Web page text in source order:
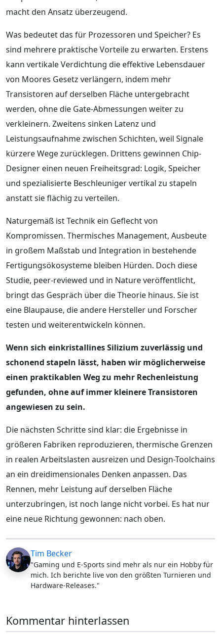
macht den Ansatz überzeugend.
Was bedeutet das für Prozessoren und Speicher? Es
sind mehrere praktische Vorteile zu erwarten. Erstens
kann vertikale Verdichtung die effektive Lebensdauer
von Moores Gesetz verlängern, indem mehr
Transistoren auf derselben Fläche untergebracht
werden, ohne die Gate-Abmessungen weiter zu
verkleinern. Zweitens sinken Latenz und
Leistungsaufnahme zwischen Schichten, weil Signale
kürzere Wege zurücklegen. Drittens gewinnen Chip-
Designer einen neuen Freiheitsgrad: Logik, Speicher
und spezialisierte Beschleuniger vertikal zu stapeln
anstatt sie flächig zu verteilen.
Naturgemäß ist Technik ein Geflecht von
Kompromissen. Thermisches Management, Ausbeute
in großem Maßstab und Integration in bestehende
Fertigungsökosysteme bleiben Hürden. Doch diese
Studie, peer-reviewed und in Nature veröffentlicht,
bringt das Gespräch über die Theorie hinaus. Sie ist
eine Blaupause, die andere Hersteller und Forscher
testen und weiterentwickeln können.
Wenn sich einkristallines Silizium zuverlässig und
schonend stapeln lässt, haben wir möglicherweise
einen praktikablen Weg zu mehr Rechenleistung
gefunden, ohne auf immer kleinere Transistoren
angewiesen zu sein.
Die nächsten Schritte sind klar: die Ergebnisse in
größeren Fabriken reproduzieren, thermische Grenzen
in realen Arbeitslasten ausreizen und Design-Toolchains
an ein dreidimensionales Denken anpassen. Das
Rennen, mehr Leistung auf derselben Fläche
unterzubringen, ist noch lange nicht vorbei. Es hat nur
eine neue Richtung gewonnen: nach oben.
Tim Becker
"Gaming und E-Sports sind mehr als nur ein Hobby für
mich. Ich berichte live von den größten Turnieren und
Hardware-Releases."
Kommentar hinterlassen